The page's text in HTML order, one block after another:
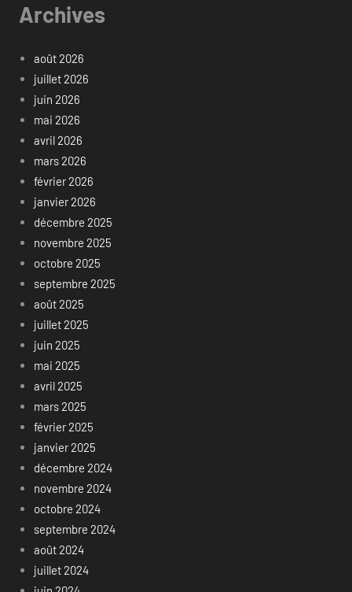
Archives
août 2026
juillet 2026
juin 2026
mai 2026
avril 2026
mars 2026
février 2026
janvier 2026
décembre 2025
novembre 2025
octobre 2025
septembre 2025
août 2025
juillet 2025
juin 2025
mai 2025
avril 2025
mars 2025
février 2025
janvier 2025
décembre 2024
novembre 2024
octobre 2024
septembre 2024
août 2024
juillet 2024